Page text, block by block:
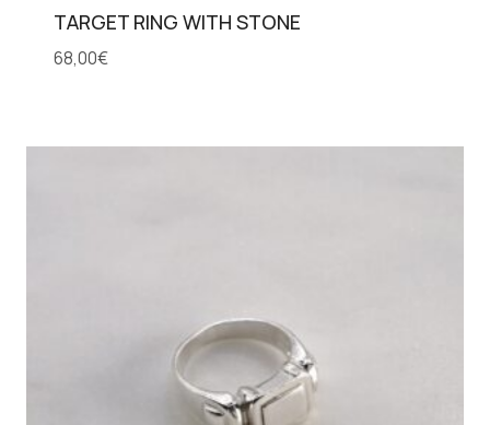
TARGET RING WITH STONE
68,00€